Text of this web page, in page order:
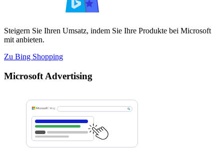
Steigern Sie Ihren Umsatz, indem Sie Ihre Produkte bei Microsoft
mit anbieten.
Zu Bing Shopping
Microsoft Advertising